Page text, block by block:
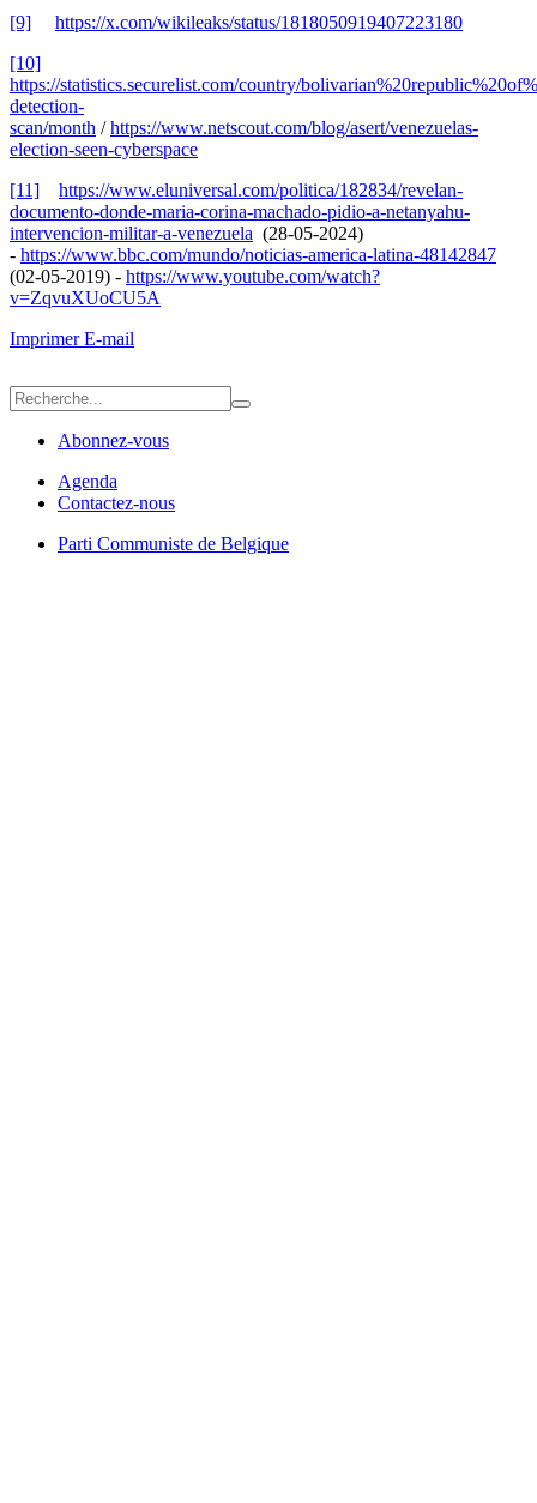
[9]
https://x.com/wikileaks/status/1818050919407223180
[10]
https://statistics.securelist.com/country/
detection-
scan/month /https://www.netscout.com/blog/asert/venezuelas-
election-seen-cyberspace
[11]
https://www.eluniversal.com/politica/182834/revelan-
documento-donde-maria-corina-machado-pidio-a-netanyahu-
intervencion-militar-a-venezuela (28-05-2024)
- https://www.bbc.com/mundo/noticias-america-latina-48142847
(02-05-2019) - https://www.youtube.com/watch?
v=ZqvuXUoCU5A
ImprimerE-mail
Abonnez-vous
Agenda
Contactez-nous
Parti Communiste de Belgique